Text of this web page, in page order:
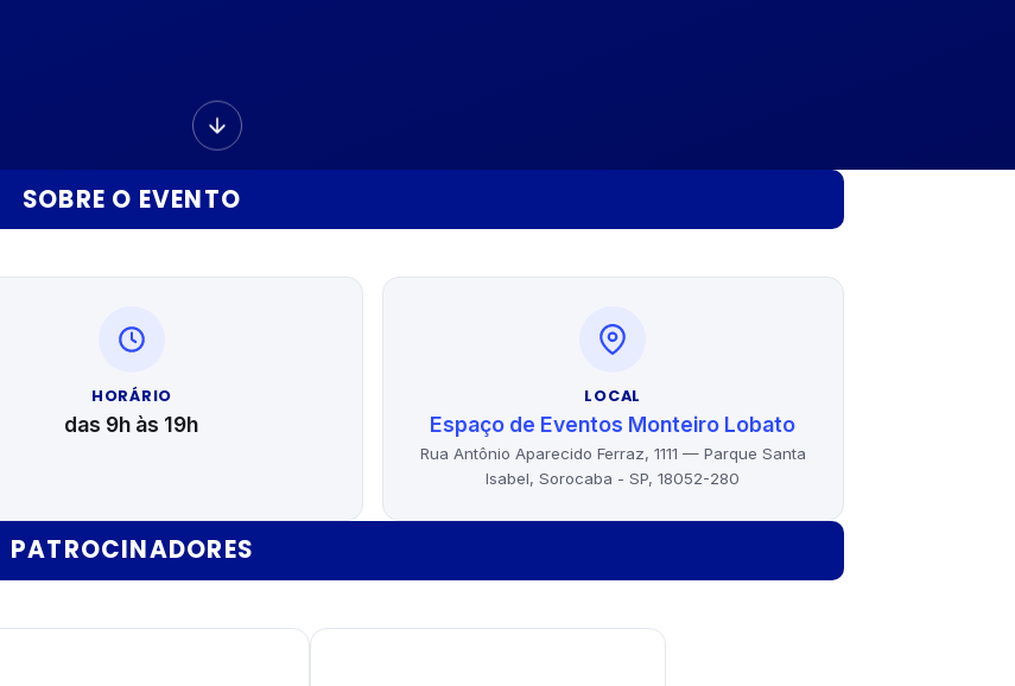
SOBRE O EVENTO
HORÁRIO
das 9h às 19h
LOCAL
Espaço de Eventos Monteiro Lobato
Rua Antônio Aparecido Ferraz, 1111 — Parque Santa
Isabel, Sorocaba - SP, 18052-280
PATROCINADORES